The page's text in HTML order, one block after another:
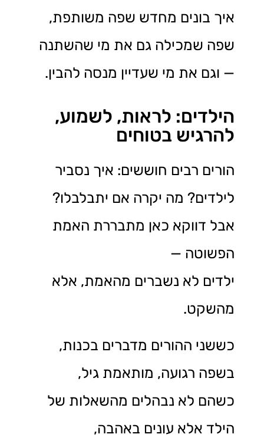
איך בונים מחדש שפה משותפת,
שפה שמכילה גם את מי שהשתנה
— וגם את מי שעדיין מנסה להבין.
הילדים: לראות, לשמוע,
להרגיש בטוחים
הורים רבים חוששים: איך נסביר
לילדים? מה יקרה אם יתבלבלו?
אבל דווקא כאן מתבררת האמת
הפשוטה —
ילדים לא נשברים מהאמת, אלא
מהשקט.
כששני ההורים מדברים בכנות,
בשפה רגועה, מותאמת גיל,
כשהם לא נבהלים מהשאלות של
הילד אלא עונים באהבה,